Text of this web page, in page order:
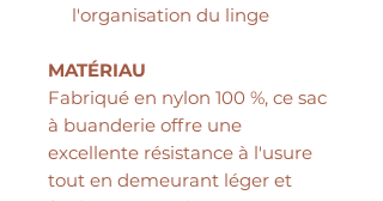
l'organisation du linge
MATÉRIAU
Fabriqué en nylon 100 %, ce sac
à buanderie offre une
excellente résistance à l'usure
tout en demeurant léger et